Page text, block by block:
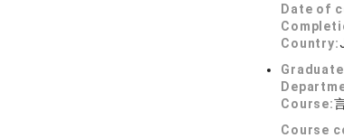
Date of
Country:
Course:
Course